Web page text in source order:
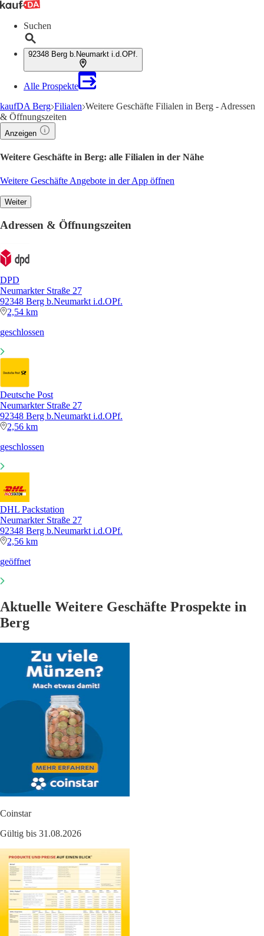
Suchen
92348 Berg b.Neumarkt i.d.OPf.
Alle Prospekte
kaufDA Berg Filialen Weitere Geschäfte Filialen in Berg - Adressen
& Öffnungszeiten
Anzeigen
Weitere Geschäfte in Berg: alle Filialen in der Nähe
Weitere Geschäfte Angebote in der App öffnen
Weiter
Adressen & Öffnungszeiten
DPD
Neumarkter Straße 27
92348 Berg b.Neumarkt i.d.OPf.
2,54 km
geschlossen
Deutsche Post
Neumarkter Straße 27
92348 Berg b.Neumarkt i.d.OPf.
2,56 km
geschlossen
DHL Packstation
Neumarkter Straße 27
92348 Berg b.Neumarkt i.d.OPf.
2,56 km
geöffnet
Aktuelle Weitere Geschäfte Prospekte in
Berg
Coinstar
Gültig bis 31.08.2026